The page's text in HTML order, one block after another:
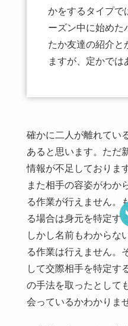
かをするタイプで
ーズン中に始めた
たか友達の紹介と
ますが、定かでは
確かに二人が離れてい
あると思います。ただ
情報が不足しておりま
また相手の容姿がわか
る作業が行えません。
る場合は身元を特定す
しかし名前もわからな
る作業は行えません。
して交際相手を特定す
の手法を取ったとして
会っているかわかりま